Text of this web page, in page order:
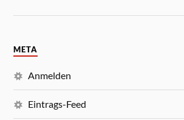
META
Anmelden
Eintrags-Feed